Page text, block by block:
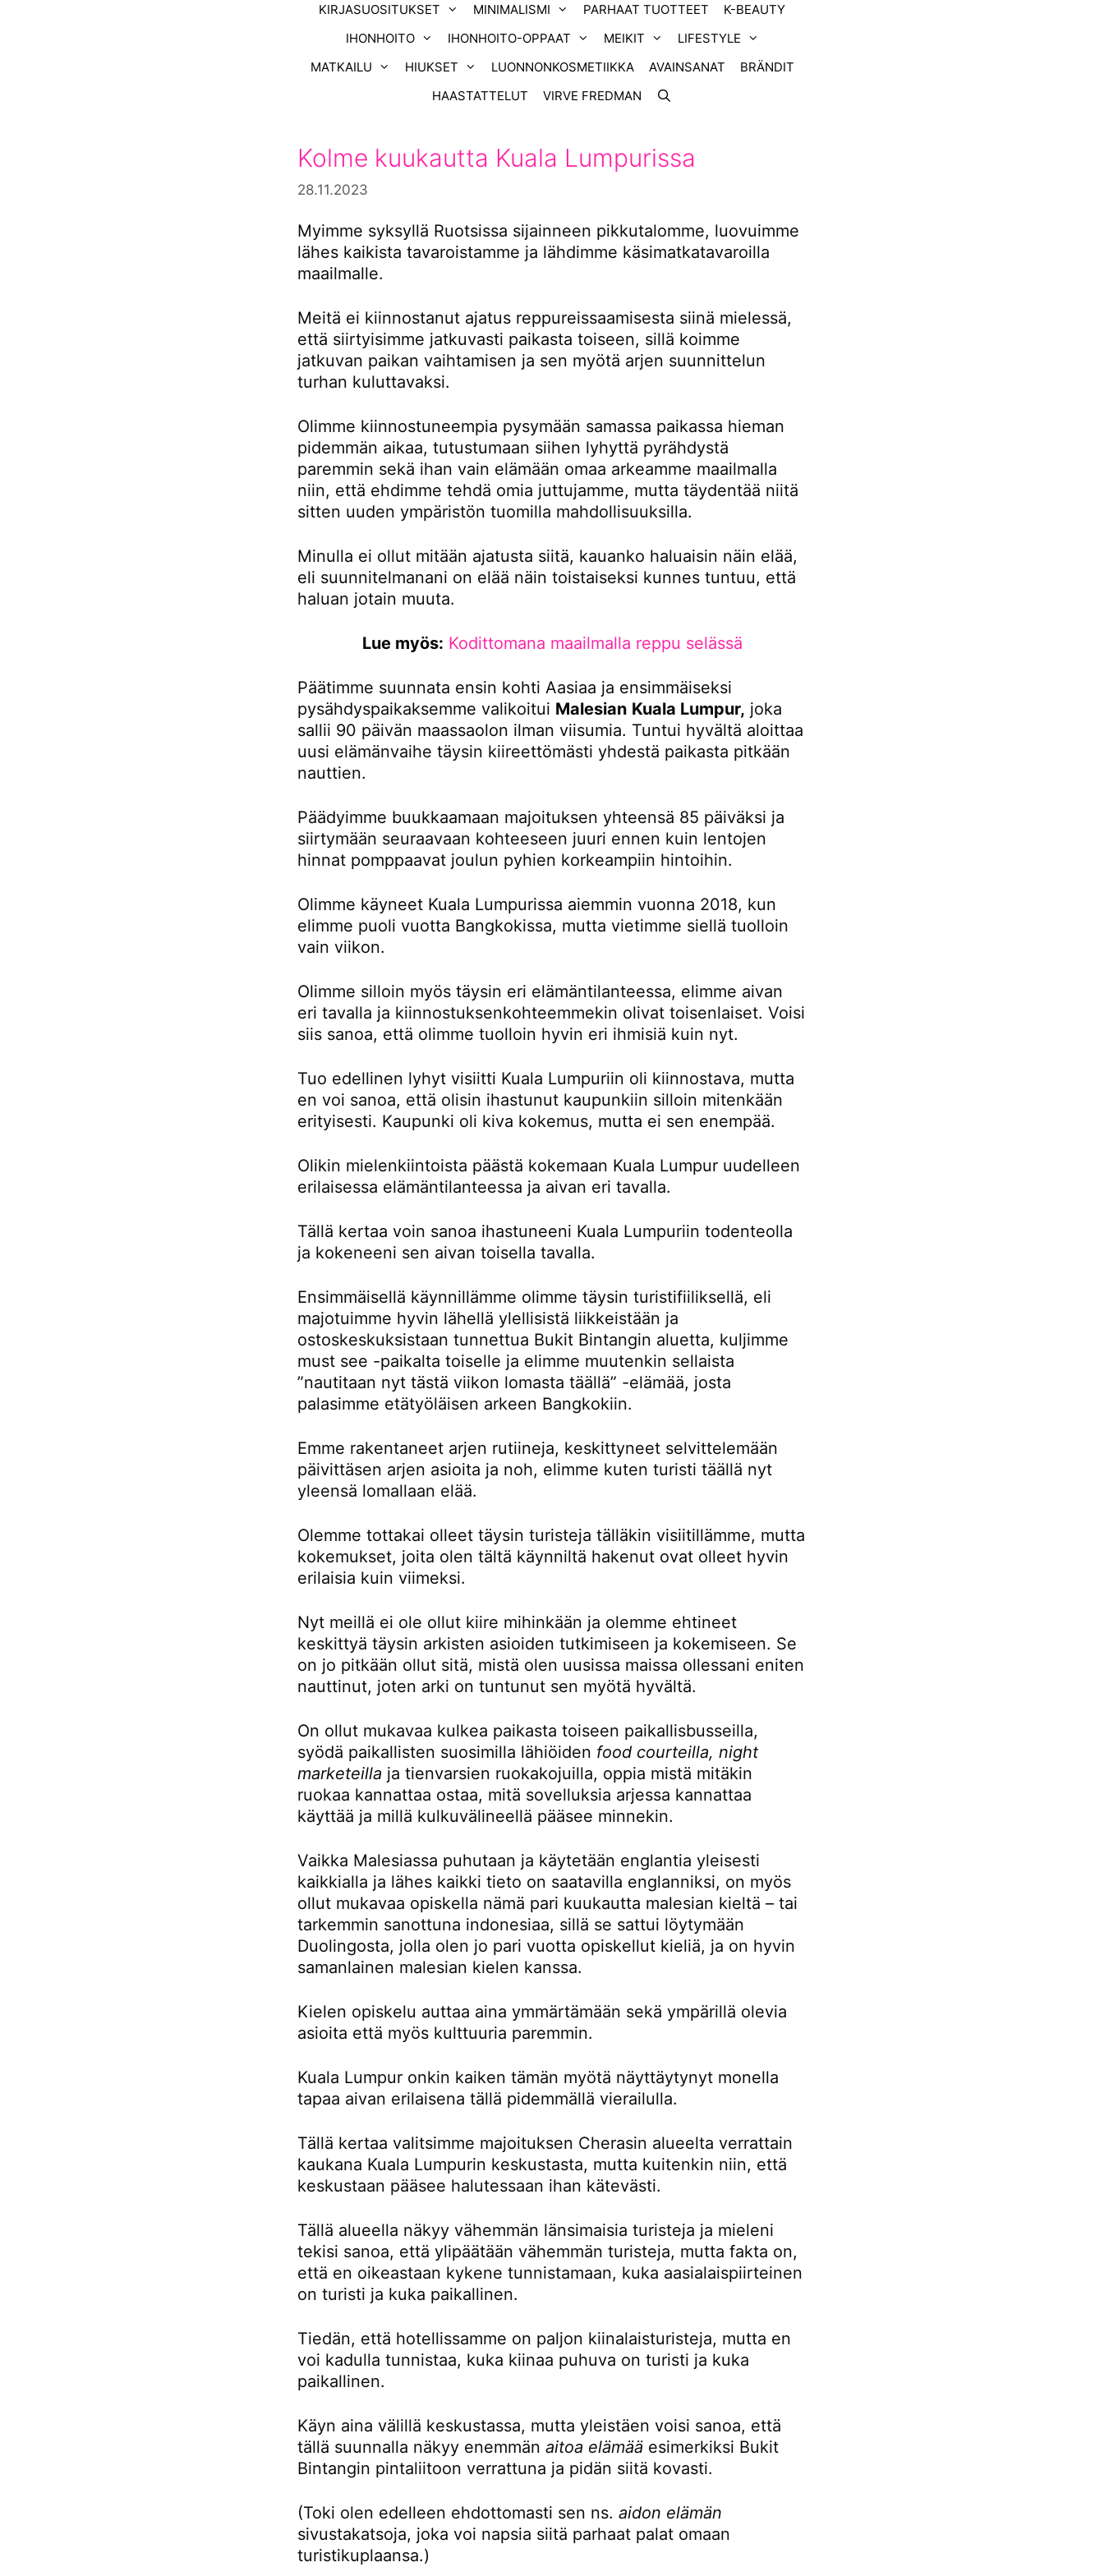
KIRJASUOSITUKSET MINIMALISMI PARHAAT TUOTTEET
K-BEAUTY
IHONHOITO
IHONHOITO-OPPAAT MEIKIT
LIFESTYLE
MATKAILU
HIUKSET LUONNONKOSMETIIKKA AVAINSANAT
BRÄNDIT
HAASTATTELUT
VIRVE FREDMAN
Kolme kuukautta Kuala Lumpurissa
28.11.2023
Myimme syksyllä Ruotsissa sijainneen pikkutalomme, luovuimme
lähes kaikista tavaroistamme ja lähdimme käsimatkatavaroilla
maailmalle.
Meitä ei kiinnostanut ajatus reppureissaamisesta siinä mielessä,
että siirtyisimme jatkuvasti paikasta toiseen, sillä koimme
jatkuvan paikan vaihtamisen ja sen myötä arjen suunnittelun
turhan kuluttavaksi.
Olimme kiinnostuneempia pysymään samassa paikassa hieman
pidemmän aikaa, tutustumaan siihen lyhyttä pyrähdystä
paremmin sekä ihan vain elämään omaa arkeamme maailmalla
niin, että ehdimme tehdä omia juttujamme, mutta täydentää niitä
sitten uuden ympäristön tuomilla mahdollisuuksilla.
Minulla ei ollut mitään ajatusta siitä, kauanko haluaisin näin elää,
eli suunnitelmanani on elää näin toistaiseksi kunnes tuntuu, että
haluan jotain muuta.
Lue myös: Kodittomana maailmalla reppu selässä
Päätimme suunnata ensin kohti Aasiaa ja ensimmäiseksi
pysähdyspaikaksemme valikoitui Malesian Kuala Lumpur, joka
sallii 90 päivän maassaolon ilman viisumia. Tuntui hyvältä aloittaa
uusi elämänvaihe täysin kiireettömästi yhdestä paikasta pitkään
nauttien.
Päädyimme buukkaamaan majoituksen yhteensä 85 päiväksi ja
siirtymään seuraavaan kohteeseen juuri ennen kuin lentojen
hinnat pomppaavat joulun pyhien korkeampiin hintoihin.
Olimme käyneet Kuala Lumpurissa aiemmin vuonna 2018, kun
elimme puoli vuotta Bangkokissa, mutta vietimme siellä tuolloin
vain viikon.
Olimme silloin myös täysin eri elämäntilanteessa, elimme aivan
eri tavalla ja kiinnostuksenkohteemmekin olivat toisenlaiset. Voisi
siis sanoa, että olimme tuolloin hyvin eri ihmisiä kuin nyt.
Tuo edellinen lyhyt visiitti Kuala Lumpuriin oli kiinnostava, mutta
en voi sanoa, että olisin ihastunut kaupunkiin silloin mitenkään
erityisesti. Kaupunki oli kiva kokemus, mutta ei sen enempää.
Olikin mielenkiintoista päästä kokemaan Kuala Lumpur uudelleen
erilaisessa elämäntilanteessa ja aivan eri tavalla.
Tällä kertaa voin sanoa ihastuneeni Kuala Lumpuriin todenteolla
ja kokeneeni sen aivan toisella tavalla.
Ensimmäisellä käynnillämme olimme täysin turistifiiliksellä, eli
majotuimme hyvin lähellä ylellisistä liikkeistään ja
ostoskeskuksistaan tunnettua Bukit Bintangin aluetta, kuljimme
must see -paikalta toiselle ja elimme muutenkin sellaista
”nautitaan nyt tästä viikon lomasta täällä” -elämää, josta
palasimme etätyöläisen arkeen Bangkokiin.
Emme rakentaneet arjen rutiineja, keskittyneet selvittelemään
päivittäsen arjen asioita ja noh, elimme kuten turisti täällä nyt
yleensä lomallaan elää.
Olemme tottakai olleet täysin turisteja tälläkin visiitillämme, mutta
kokemukset, joita olen tältä käynniltä hakenut ovat olleet hyvin
erilaisia kuin viimeksi.
Nyt meillä ei ole ollut kiire mihinkään ja olemme ehtineet
keskittyä täysin arkisten asioiden tutkimiseen ja kokemiseen. Se
on jo pitkään ollut sitä, mistä olen uusissa maissa ollessani eniten
nauttinut, joten arki on tuntunut sen myötä hyvältä.
On ollut mukavaa kulkea paikasta toiseen paikallisbusseilla,
syödä paikallisten suosimilla lähiöiden food courteilla, night
marketeilla ja tienvarsien ruokakojuilla, oppia mistä mitäkin
ruokaa kannattaa ostaa, mitä sovelluksia arjessa kannattaa
käyttää ja millä kulkuvälineellä pääsee minnekin.
Vaikka Malesiassa puhutaan ja käytetään englantia yleisesti
kaikkialla ja lähes kaikki tieto on saatavilla englanniksi, on myös
ollut mukavaa opiskella nämä pari kuukautta malesian kieltä – tai
tarkemmin sanottuna indonesiaa, sillä se sattui löytymään
Duolingosta, jolla olen jo pari vuotta opiskellut kieliä, ja on hyvin
samanlainen malesian kielen kanssa.
Kielen opiskelu auttaa aina ymmärtämään sekä ympärillä olevia
asioita että myös kulttuuria paremmin.
Kuala Lumpur onkin kaiken tämän myötä näyttäytynyt monella
tapaa aivan erilaisena tällä pidemmällä vierailulla.
Tällä kertaa valitsimme majoituksen Cherasin alueelta verrattain
kaukana Kuala Lumpurin keskustasta, mutta kuitenkin niin, että
keskustaan pääsee halutessaan ihan kätevästi.
Tällä alueella näkyy vähemmän länsimaisia turisteja ja mieleni
tekisi sanoa, että ylipäätään vähemmän turisteja, mutta fakta on,
että en oikeastaan kykene tunnistamaan, kuka aasialaispiirteinen
on turisti ja kuka paikallinen.
Tiedän, että hotellissamme on paljon kiinalaisturisteja, mutta en
voi kadulla tunnistaa, kuka kiinaa puhuva on turisti ja kuka
paikallinen.
Käyn aina välillä keskustassa, mutta yleistäen voisi sanoa, että
tällä suunnalla näkyy enemmän aitoa elämää esimerkiksi Bukit
Bintangin pintaliitoon verrattuna ja pidän siitä kovasti.
(Toki olen edelleen ehdottomasti sen ns. aidon elämän
sivustakatsoja, joka voi napsia siitä parhaat palat omaan
turistikuplaansa.)